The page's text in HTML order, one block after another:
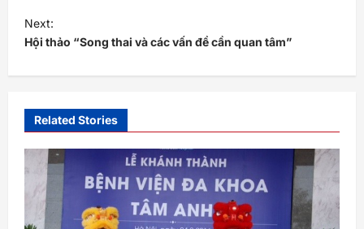
s
t
v
a
Next:
Hội thảo “Song thai và các vấn đề cần quan tâm”
Related Stories